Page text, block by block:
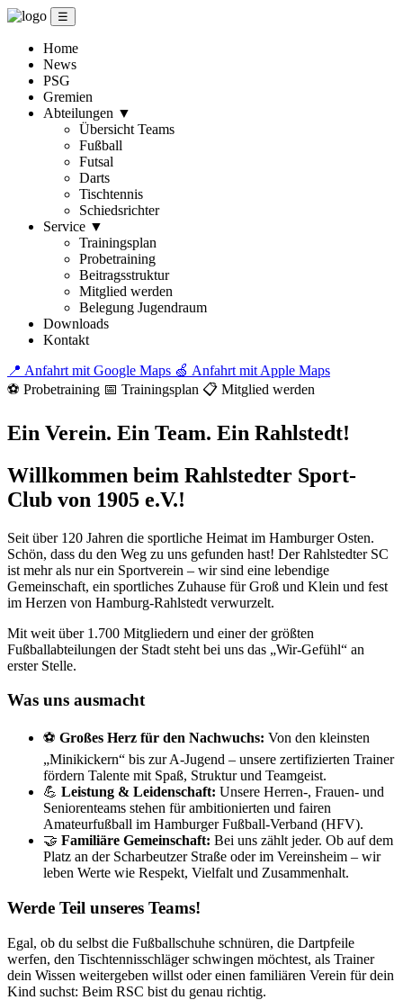
☰
Home
News
PSG
Gremien
Abteilungen ▼
Übersicht Teams
Fußball
Futsal
Darts
Tischtennis
Schiedsrichter
Service ▼
Trainingsplan
Probetraining
Beitragsstruktur
Mitglied werden
Belegung Jugendraum
Downloads
Kontakt
📍 Anfahrt mit Google Maps 🍏 Anfahrt mit Apple Maps
⚽ Probetraining 📅 Trainingsplan 📋 Mitglied werden
Ein Verein. Ein Team. Ein Rahlstedt!
Willkommen beim Rahlstedter Sport-
Club von 1905 e.V.!
Seit über 120 Jahren die sportliche Heimat im Hamburger Osten.
Schön, dass du den Weg zu uns gefunden hast! Der Rahlstedter SC
ist mehr als nur ein Sportverein – wir sind eine lebendige
Gemeinschaft, ein sportliches Zuhause für Groß und Klein und fest
im Herzen von Hamburg-Rahlstedt verwurzelt.
Mit weit über 1.700 Mitgliedern und einer der größten
Fußballabteilungen der Stadt steht bei uns das „Wir-Gefühl“ an
erster Stelle.
Was uns ausmacht
⚽ Großes Herz für den Nachwuchs: Von den kleinsten
„Minikickern“ bis zur A-Jugend – unsere zertifizierten Trainer
fördern Talente mit Spaß, Struktur und Teamgeist.
💪 Leistung & Leidenschaft: Unsere Herren-, Frauen- und
Seniorenteams stehen für ambitionierten und fairen
Amateurfußball im Hamburger Fußball-Verband (HFV).
🤝 Familiäre Gemeinschaft: Bei uns zählt jeder. Ob auf dem
Platz an der Scharbeutzer Straße oder im Vereinsheim – wir
leben Werte wie Respekt, Vielfalt und Zusammenhalt.
Werde Teil unseres Teams!
Egal, ob du selbst die Fußballschuhe schnüren, die Dartpfeile
werfen, den Tischtennisschläger schwingen möchtest, als Trainer
dein Wissen weitergeben willst oder einen familiären Verein für dein
Kind suchst: Beim RSC bist du genau richtig.